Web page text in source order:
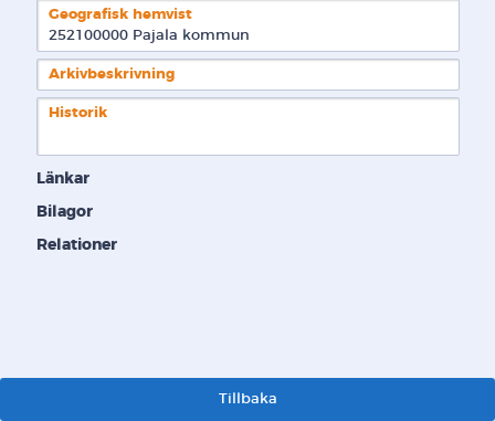
Geografisk hemvist
Arkivbeskrivning
Historik
Länkar
Bilagor
Relationer
Tillbaka